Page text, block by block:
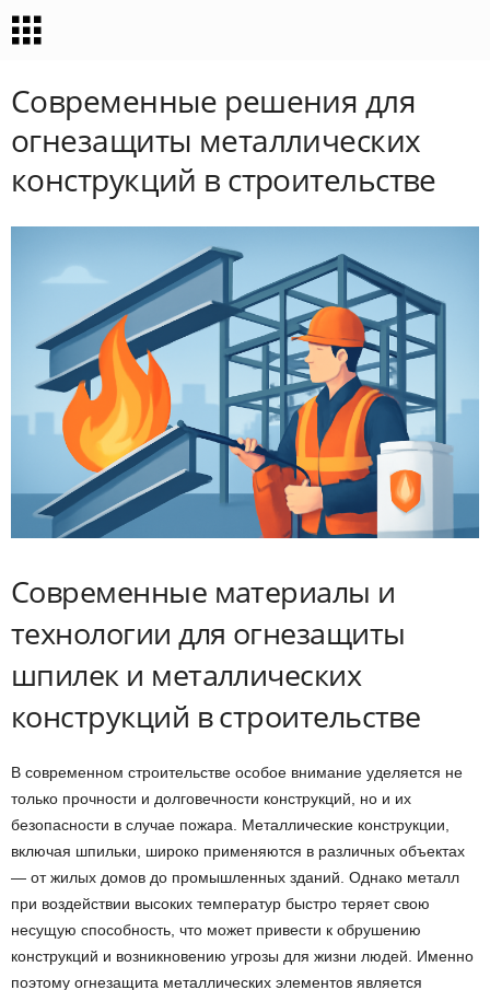
Современные решения для
огнезащиты металлических
конструкций в строительстве
Современные материалы и
технологии для огнезащиты
шпилек и металлических
конструкций в строительстве
В современном строительстве особое внимание уделяется не
только прочности и долговечности конструкций, но и их
безопасности в случае пожара. Металлические конструкции,
включая шпильки, широко применяются в различных объектах
— от жилых домов до промышленных зданий. Однако металл
при воздействии высоких температур быстро теряет свою
несущую способность, что может привести к обрушению
конструкций и возникновению угрозы для жизни людей. Именно
поэтому огнезащита металлических элементов является